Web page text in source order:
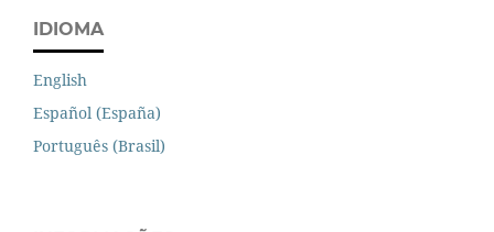
IDIOMA
English
Español (España)
Português (Brasil)